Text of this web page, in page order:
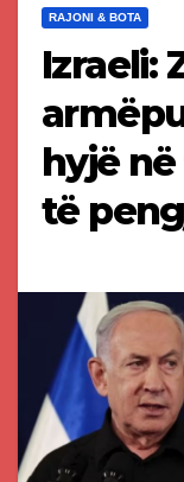
RAJONI & BOTA
Izraeli:
hyjë
të